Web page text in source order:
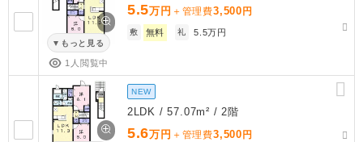
もっと見る
1人閲覧中
5.5万円 ＋管理費3,500 円
敷 無料 礼 5.5万円
NEW
2LDK / 57.07m² / 2階
5.6万円 ＋管理費3,500 円